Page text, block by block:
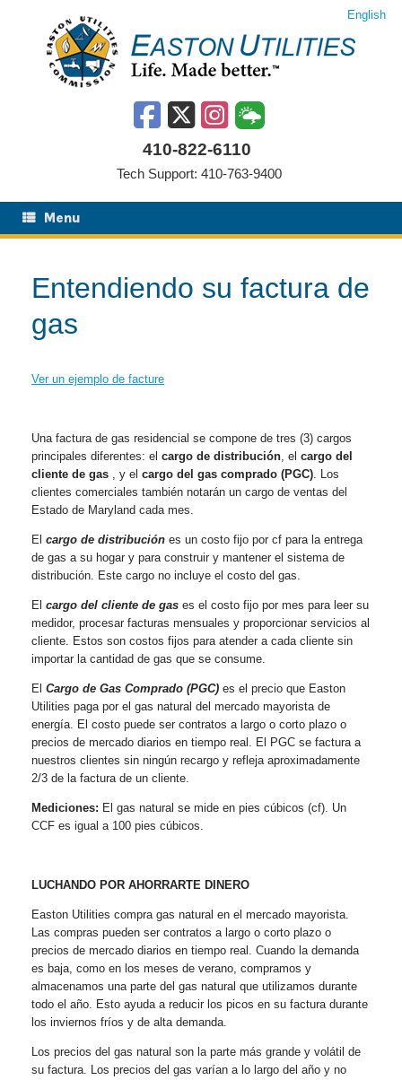
contenido
English
410-822-6110
Tech Support: 410-763-9400
Menu
Entendiendo su factura de
gas
Ver un ejemplo de facture
Una factura de gas residencial se compone de tres (3) cargos
principales diferentes: el cargo de distribución, el cargo del
cliente de gas , y el cargo del gas comprado (PGC). Los
clientes comerciales también notarán un cargo de ventas del
Estado de Maryland cada mes.
El cargo de distribución es un costo fijo por cf para la entrega
de gas a su hogar y para construir y mantener el sistema de
distribución. Este cargo no incluye el costo del gas.
El cargo del cliente de gas es el costo fijo por mes para leer su
medidor, procesar facturas mensuales y proporcionar servicios al
cliente. Estos son costos fijos para atender a cada cliente sin
importar la cantidad de gas que se consume.
El Cargo de Gas Comprado (PGC) es el precio que Easton
Utilities paga por el gas natural del mercado mayorista de
energía. El costo puede ser contratos a largo o corto plazo o
precios de mercado diarios en tiempo real. El PGC se factura a
nuestros clientes sin ningún recargo y refleja aproximadamente
2/3 de la factura de un cliente.
Mediciones: El gas natural se mide en pies cúbicos (cf). Un
CCF es igual a 100 pies cúbicos.
LUCHANDO POR AHORRARTE DINERO
Easton Utilities compra gas natural en el mercado mayorista.
Las compras pueden ser contratos a largo o corto plazo o
precios de mercado diarios en tiempo real. Cuando la demanda
es baja, como en los meses de verano, compramos y
almacenamos una parte del gas natural que utilizamos durante
todo el año. Esto ayuda a reducir los picos en su factura durante
los inviernos fríos y de alta demanda.
Los precios del gas natural son la parte más grande y volátil de
su factura. Los precios del gas varían a lo largo del año y no